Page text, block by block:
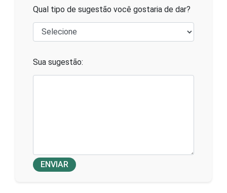
Qual tipo de sugestão você gostaria de dar?
Sua sugestão:
ENVIAR